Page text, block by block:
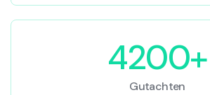
4200+
Gutachten